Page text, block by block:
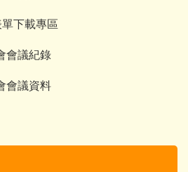
下載專區
會議紀錄
會議資料